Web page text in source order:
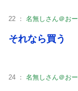
22 ： 名無しさん＠お
それなら買う
24 ： 名無しさん＠お